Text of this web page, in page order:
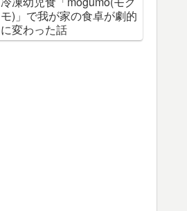
モ)」で我が家の食卓が劇的
に変わった話